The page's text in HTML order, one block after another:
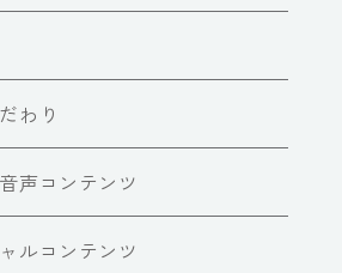
わり
声コンテンツ
ルコンテンツ